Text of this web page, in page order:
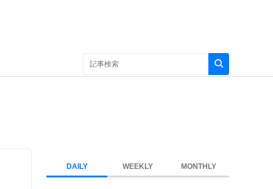
DAILY WEEKLY MONTHLY